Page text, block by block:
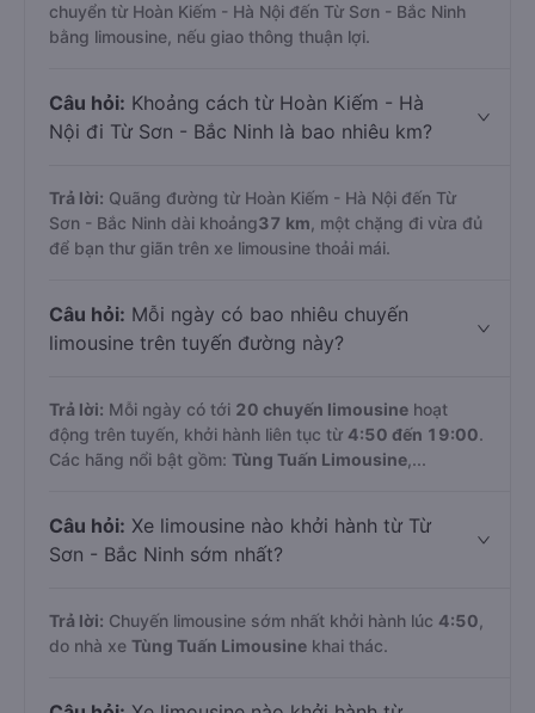
chuyển từ Hoàn Kiếm - Hà Nội đến Từ Sơn - Bắc Ninh
bằng limousine, nếu giao thông thuận lợi.
Câu hỏi: Khoảng cách từ Hoàn Kiếm - Hà
Nội đi Từ Sơn - Bắc Ninh là bao nhiêu km?
Trả lời: Quãng đường từ Hoàn Kiếm - Hà Nội đến Từ
Sơn - Bắc Ninh dài khoảng37 km , một chặng đi vừa đủ
để bạn thư giãn trên xe limousine thoải mái.
Câu hỏi: Mỗi ngày có bao nhiêu chuyến
limousine trên tuyến đường này?
Trả lời: Mỗi ngày có tới 20 chuyến limousine hoạt
động trên tuyến, khởi hành liên tục từ 4:50 đến 19:00.
Các hãng nổi bật gồm: Tùng Tuấn Limousine ,...
Câu hỏi: Xe limousine nào khởi hành từ Từ
Sơn - Bắc Ninh sớm nhất?
Trả lời: Chuyến limousine sớm nhất khởi hành lúc 4:50
do nhà xe Tùng Tuấn Limousine khai thác.